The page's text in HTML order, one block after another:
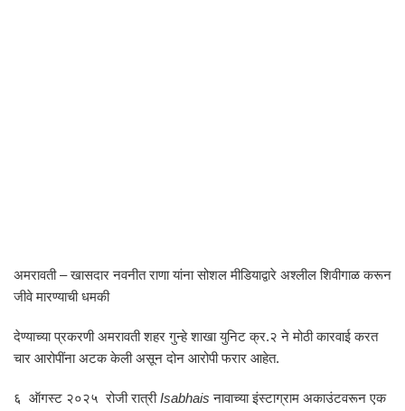
अमरावती – खासदार नवनीत राणा यांना सोशल मीडियाद्वारे अश्लील शिवीगाळ करून
जीवे मारण्याची धमकी
देण्याच्या प्रकरणी अमरावती शहर गुन्हे शाखा युनिट क्र.२ ने मोठी कारवाई करत
चार आरोपींना अटक केली असून दोन आरोपी फरार आहेत.
६ ऑगस्ट २०२५ रोजी रात्रीIsabhais नावाच्या इंस्टाग्राम अकाउंटवरून एक